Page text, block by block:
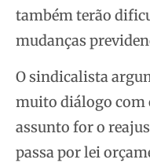
também terão
mudanças
O sindicalista
muito diálogo com
assunto for o
passa por lei